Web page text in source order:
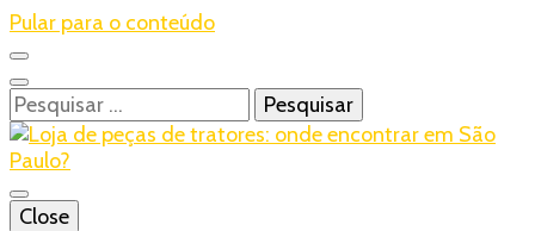
Pular para o conteúdo
Pesquisar
por:
Blog – Realtrac
Close